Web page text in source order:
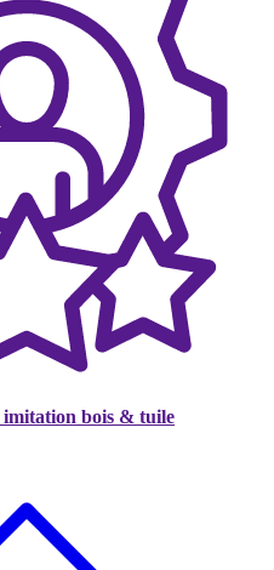
imitation bois & tuile